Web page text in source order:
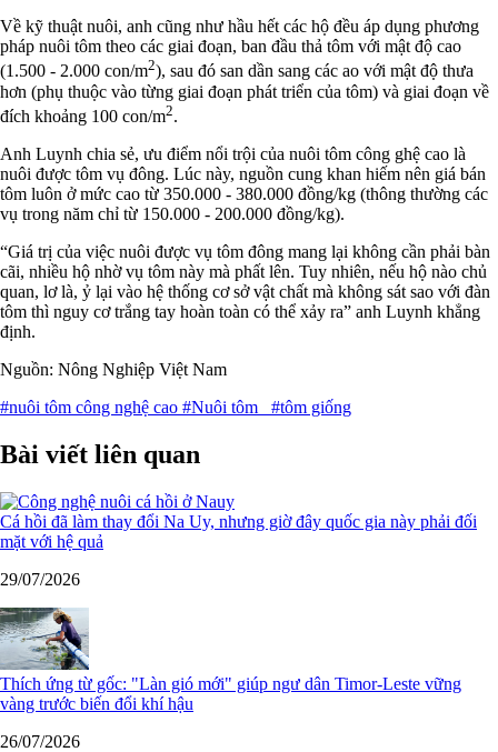
Về kỹ thuật nuôi, anh cũng như hầu hết các hộ đều áp dụng phương
pháp nuôi tôm theo các giai đoạn, ban đầu thả tôm với mật độ cao
(1.500 - 2.000 con/m2), sau đó san dần sang các ao với mật độ thưa
hơn (phụ thuộc vào từng giai đoạn phát triển của tôm) và giai đoạn về
đích khoảng 100 con/m2.
Anh Luynh chia sẻ, ưu điểm nổi trội của nuôi tôm công ghệ cao là
nuôi được tôm vụ đông. Lúc này, nguồn cung khan hiếm nên giá bán
tôm luôn ở mức cao từ 350.000 - 380.000 đồng/kg (thông thường các
vụ trong năm chỉ từ 150.000 - 200.000 đồng/kg).
“Giá trị của việc nuôi được vụ tôm đông mang lại không cần phải bàn
cãi, nhiều hộ nhờ vụ tôm này mà phất lên. Tuy nhiên, nếu hộ nào chủ
quan, lơ là, ỷ lại vào hệ thống cơ sở vật chất mà không sát sao với đàn
tôm thì nguy cơ trắng tay hoàn toàn có thể xảy ra” anh Luynh khẳng
định.
Nguồn: Nông Nghiệp Việt Nam
#nuôi tôm công nghệ cao #Nuôi tôm #tôm giống
Bài viết liên quan
Cá hồi đã làm thay đổi Na Uy, nhưng giờ đây quốc gia này phải đối
mặt với hệ quả
29/07/2026
Thích ứng từ gốc: "Làn gió mới" giúp ngư dân Timor-Leste vững
vàng trước biến đổi khí hậu
26/07/2026